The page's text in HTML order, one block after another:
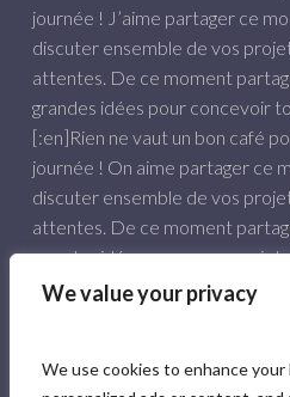
We value your privacy
We use cookies to enhance
journée ! J’aime partager ce
discuter ensemble de vos
attentes. De ce moment
grandes idées pour concevoir
[:en]Rien ne vaut un bon café
journée ! On aime partager ce
discuter ensemble de vos
attentes. De ce moment
grandes idées pour concevoir